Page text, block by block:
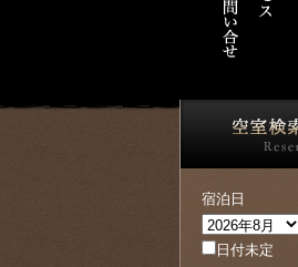
宿泊日
日付未定